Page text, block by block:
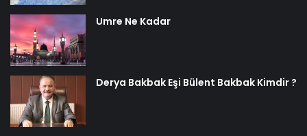
Umre Ne Kadar
Derya Bakbak Eşi Bülent Bakbak Kimdir ?